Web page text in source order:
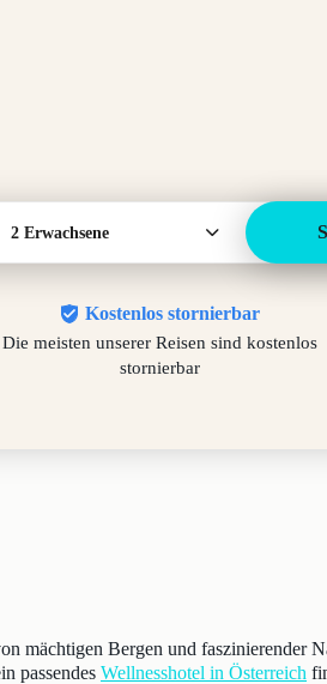
2 Erwachsene
Kostenlos stornierbar
Die meisten unserer Reisen sind kostenlos
stornierbar
mächtigen Bergen und faszinierender
passendes Wellnesshotel in Österreich